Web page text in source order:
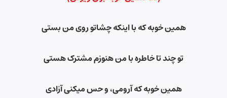
همین خوبه که با اینکه چشاتو روی من بستی
تو چند تا خاطره با من هنوزم مشترک هستی
همین خوبه که آرومی، و حس میکنی آزادی